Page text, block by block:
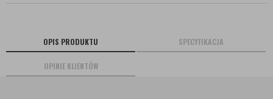
OPIS PRODUKTU SPECYFIKACJA
OPINIE KLIENTÓW